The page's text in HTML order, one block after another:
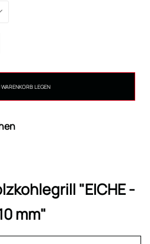
WARENKORB LEGEN
"EICHE -
mm"